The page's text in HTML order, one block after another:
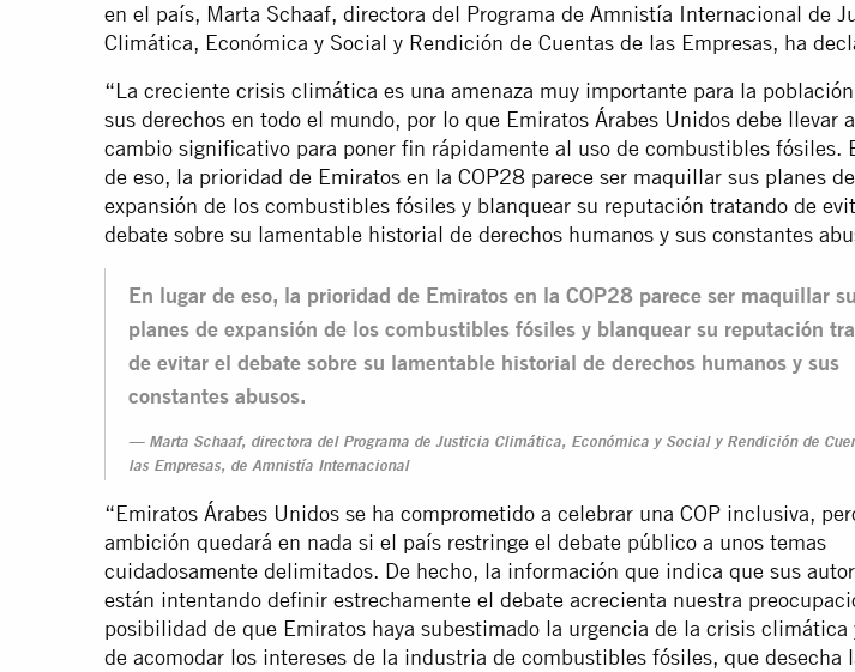
en el país, Marta Schaaf, directora del Programa de Amnistía Internacional de
Climática, Económica y Social y Rendición de Cuentas de las Empresas, ha
“La creciente crisis climática es una amenaza muy importante para la
sus derechos en todo el mundo, por lo que Emiratos Árabes Unidos debe llevar
cambio significativo para poner fin rápidamente al uso de combustibles fósiles.
de eso, la prioridad de Emiratos en la COP28 parece ser maquillar sus planes de
expansión de los combustibles fósiles y blanquear su reputación tratando de
debate sobre su lamentable historial de derechos humanos y sus constantes
En lugar de eso, la prioridad de Emiratos en la COP28 parece ser maquillar
planes de expansión de los combustibles fósiles y blanquear su reputación
de evitar el debate sobre su lamentable historial de derechos humanos y sus
constantes abusos.
Marta Schaaf, directora del Programa de Justicia Climática, Económica y Social y Rendición de
las Empresas, de Amnistía Internacional
“Emiratos Árabes Unidos se ha comprometido a celebrar una COP inclusiva,
ambición quedará en nada si el país restringe el debate público a unos temas
cuidadosamente delimitados. De hecho, la información que indica que sus
están intentando definir estrechamente el debate acrecienta nuestra
posibilidad de que Emiratos haya subestimado la urgencia de la crisis climática
de acomodar los intereses de la industria de combustibles fósiles, que desecha